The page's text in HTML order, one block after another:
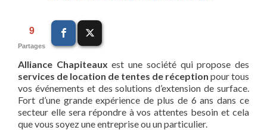
9
Partages
Alliance Chapiteaux est une société qui propose des
services de location de tentes de réception pour tous
vos événements et des solutions d’extension de surface.
Fort d’une grande expérience de plus de 6 ans dans ce
secteur elle sera répondre à vos attentes besoin et cela
que vous soyez une entreprise ou un particulier.